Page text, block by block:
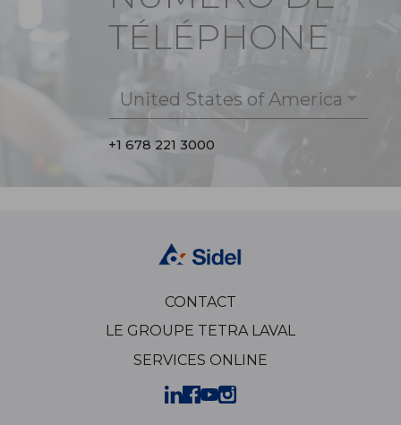
TÉLÉPHONE
United States of America
+1 678 221 3000
CONTACT
LE GROUPE TETRA LAVAL
SERVICES ONLINE